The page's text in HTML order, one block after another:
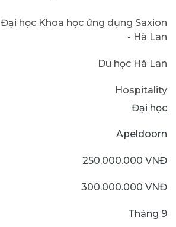
Đại học Khoa học ứng dụng Saxion
- Hà Lan
Du học Hà Lan
Hospitality
Đại học
Apeldoorn
250.000.000 VNĐ
300.000.000 VNĐ
Tháng 9